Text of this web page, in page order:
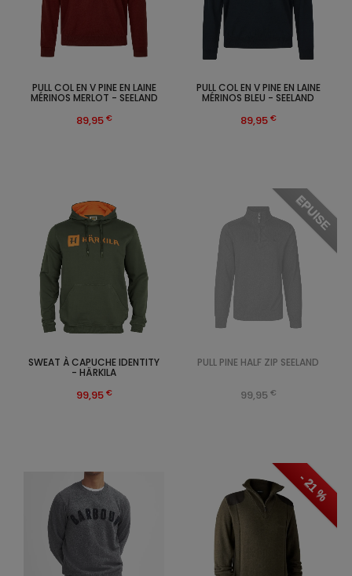
- 21 %
PULL COL EN V PINE EN LAINE
MÉRINOS MERLOT - SEELAND
89,95 €
PULL COL EN V PINE EN LAINE
MÉRINOS BLEU - SEELAND
89,95 €
SWEAT À CAPUCHE IDENTITY
- HÄRKILA
99,95 €
EPUISE
PULL PINE HALF ZIP SEELAND
99,95 €